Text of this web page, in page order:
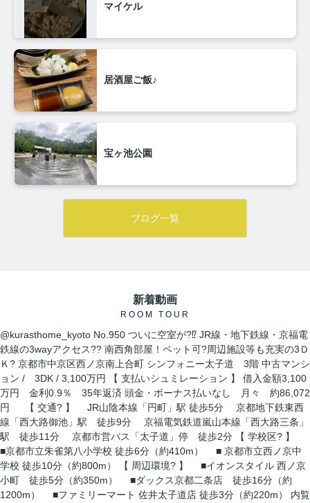
マイケル
居酒屋ご飯♪
宝ヶ池公園
ブログ一覧
新着動画
ROOM TOUR
@kurasthome_kyoto No.950 ついに空室が?⁉ JR線・地下鉄線・京福電
鉄線の3wayアクセス?? 南西角部屋！ペット可?周辺施設等も充実の3Ｄ
Ｋ? 京都市中京区西ノ京南上合町 シンフォニー太子道 3階 中古マンシ
ョン / 3DK / 3,100万円 【 支払いシュミレーション 】 借入金額3,100
万円 金利0.9％ 35年返済 頭金・ボーナス払いなし 月々 約86,072
円 【 交通? 】 JR山陰本線「円町」駅 徒歩5分 京都地下鉄東西
線「西大路御池」駅 徒歩9分 京福電気鉄道嵐山本線「西大路三条」
駅 徒歩11分 京都市営バス「太子道」停 徒歩2分 【 学校区? 】
■京都市立朱雀第八小学校 徒歩6分（約410m） ■ 京都市立西ノ京中
学校 徒歩10分（約800m） 【 周辺環境? 】 ■イオンスタイル 西ノ京
小町 徒歩5分（約350m） ■ダックス京都二条店 徒歩16分（約
1200m） ■ファミリーマート 佐井太子道店 徒歩3分（約220m） 内覧